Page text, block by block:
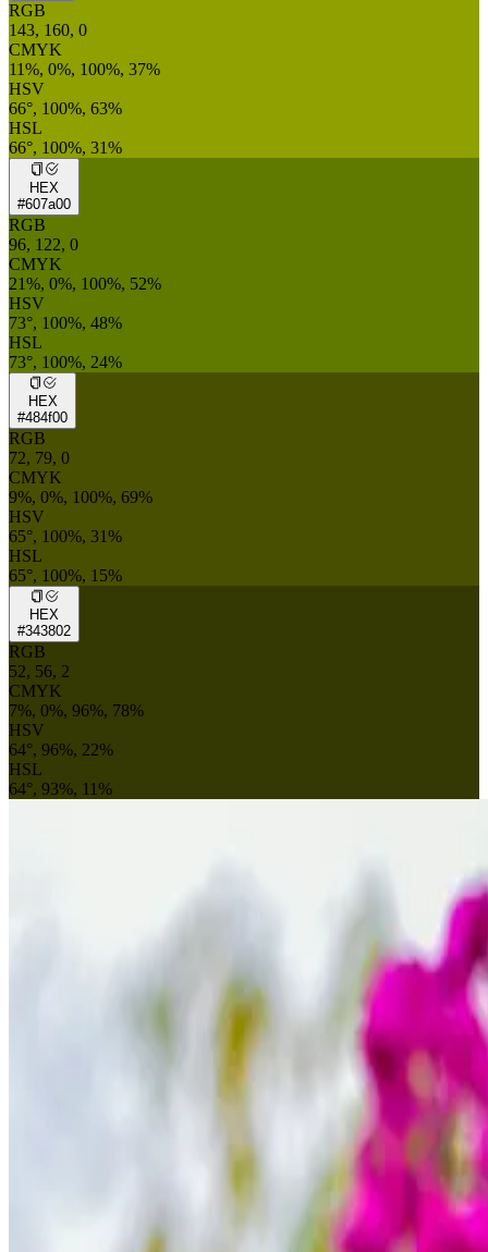
RGB
143, 160, 0
CMYK
11%, 0%, 100%, 37%
HSV
66°, 100%, 63%
HSL
66°, 100%, 31%
HEX
#607a00
RGB
96, 122, 0
CMYK
21%, 0%, 100%, 52%
HSV
73°, 100%, 48%
HSL
73°, 100%, 24%
HEX
#484f00
RGB
72, 79, 0
CMYK
9%, 0%, 100%, 69%
HSV
65°, 100%, 31%
HSL
65°, 100%, 15%
HEX
#343802
RGB
52, 56, 2
CMYK
7%, 0%, 96%, 78%
HSV
64°, 96%, 22%
HSL
64°, 93%, 11%